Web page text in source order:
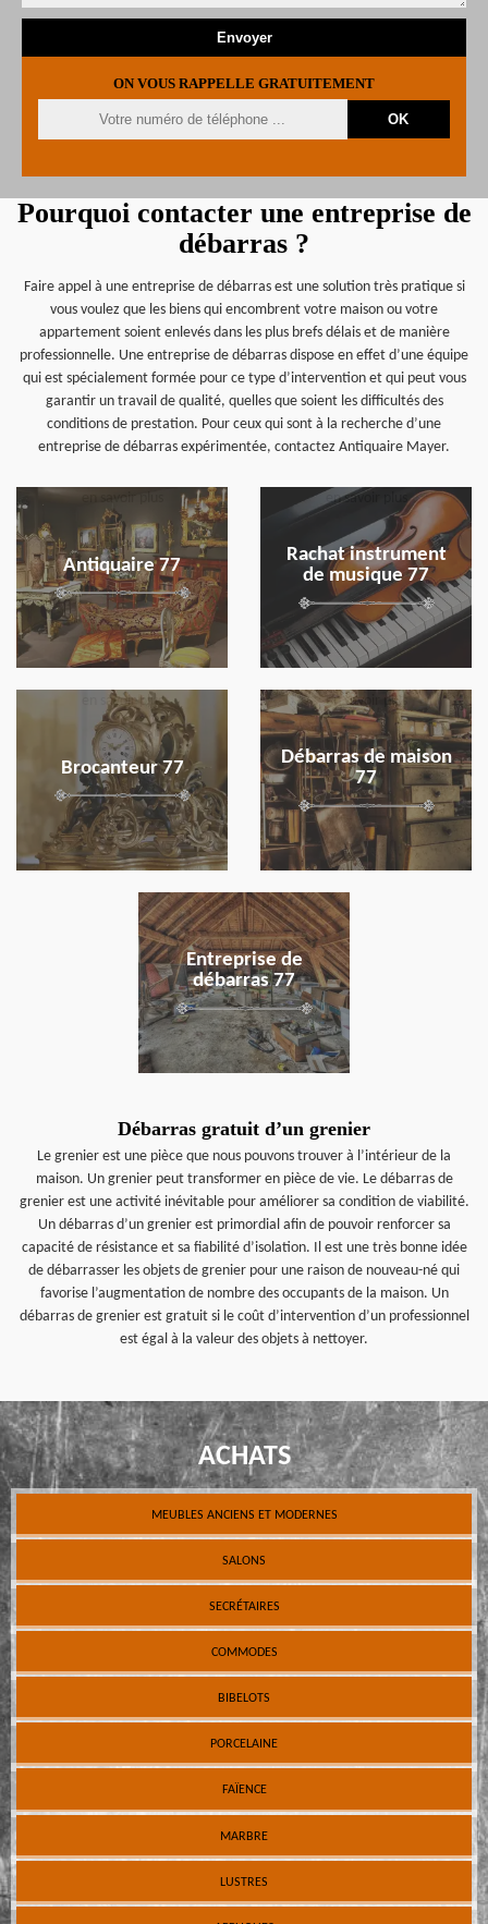
ON VOUS RAPPELLE GRATUITEMENT
Pourquoi contacter une entreprise de
débarras ?
Faire appel à une entreprise de débarras est une solution très pratique si
vous voulez que les biens qui encombrent votre maison ou votre
appartement soient enlevés dans les plus brefs délais et de manière
professionnelle. Une entreprise de débarras dispose en effet d’une équipe
qui est spécialement formée pour ce type d’intervention et qui peut vous
garantir un travail de qualité, quelles que soient les difficultés des
conditions de prestation. Pour ceux qui sont à la recherche d’une
entreprise de débarras expérimentée, contactez Antiquaire Mayer.
Antiquaire 77
en savoir plus
Rachat instrument
de musique 77
en savoir plus
Brocanteur 77
en savoir plus
Débarras de maison
77
en savoir plus
Entreprise de
débarras 77
en savoir plus
Débarras gratuit d’un grenier
Le grenier est une pièce que nous pouvons trouver à l’intérieur de la
maison. Un grenier peut transformer en pièce de vie. Le débarras de
grenier est une activité inévitable pour améliorer sa condition de viabilité.
Un débarras d’un grenier est primordial afin de pouvoir renforcer sa
capacité de résistance et sa fiabilité d’isolation. Il est une très bonne idée
de débarrasser les objets de grenier pour une raison de nouveau-né qui
favorise l’augmentation de nombre des occupants de la maison. Un
débarras de grenier est gratuit si le coût d’intervention d’un professionnel
est égal à la valeur des objets à nettoyer.
ACHATS
MEUBLES ANCIENS ET MODERNES
SALONS
SECRÉTAIRES
COMMODES
BIBELOTS
PORCELAINE
FAÏENCE
MARBRE
LUSTRES